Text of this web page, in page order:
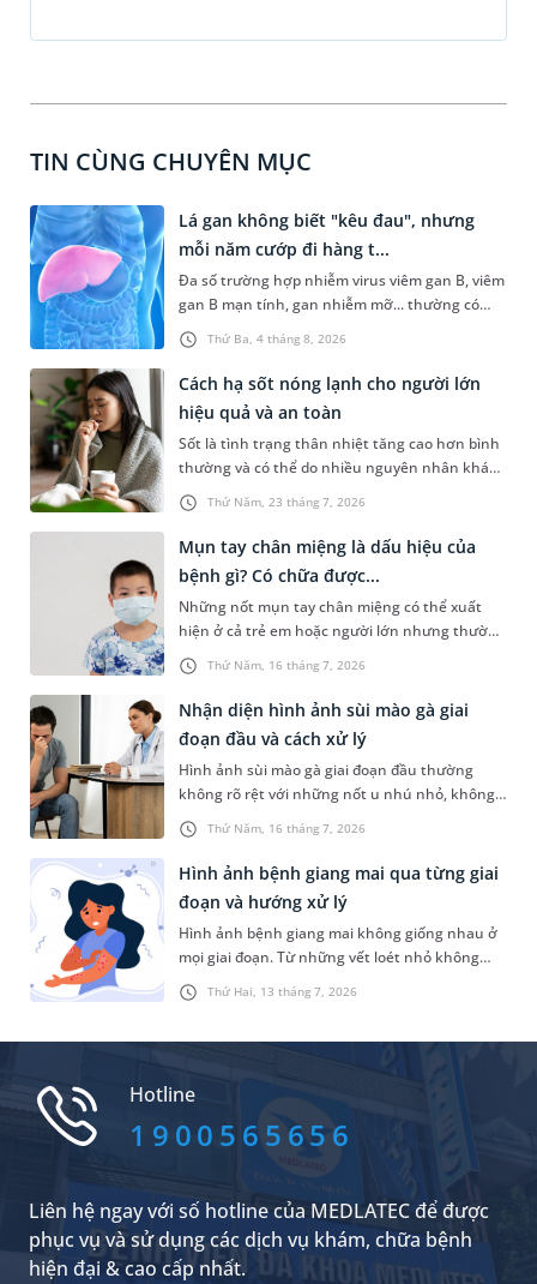
TIN CÙNG CHUYÊN MỤC
Thứ Ba, 4 tháng 8, 2026
Lá gan không biết "kêu đau", nhưng
mỗi năm cướp đi hàng t...
Đa số trường hợp nhiễm virus viêm gan B, viêm
gan B mạn tính, gan nhiễm mỡ... thường có
dấu hiệu mờ nhạt, hoặc không có dấu hiệu.
Đây có thể là con đường dẫn đến xơ gan, ung
thư gan nếu không được phát hiện và điều trị
kịp thời. Hưởng ứng Ngày Viêm gan Thế giới
(28/7) với thông điệp "Bảo vệ lá gan khỏe
mạnh", Hệ thống Y tế MEDLATEC triển khai
chương trình ưu đãi đặc biệt, diễn ra từ nay
đến ngày 15/8/2026 tại hệ thống khám chữa
Thứ Năm, 23 tháng 7, 2026
Cách hạ sốt nóng lạnh cho người lớn
hiệu quả và an toàn
Sốt là tình trạng thân nhiệt tăng cao hơn bình
thường và có thể do nhiều nguyên nhân khác
nhau gây ra. Ở nhiều trường hợp người bị sốt
có thể gặp phải những vấn đề nghiêm trọng
nếu không được chăm sóc và xử trí đúng cách.
Dưới đây là những gợi ý về cách hạ sốt nóng
lạnh cho người lớn an toàn và hiệu quả.
Thứ Năm, 16 tháng 7, 2026
Mụn tay chân miệng là dấu hiệu của
bệnh gì? Có chữa được...
Những nốt mụn tay chân miệng có thể xuất
hiện ở cả trẻ em hoặc người lớn nhưng thường
gặp nhất là trẻ dưới 5 tuổi. Tình trạng này
khiến nhiều người lo lắng không biết đó là
bệnh lý nào và có nguy hiểm hay không. Bài
viết sau đây sẽ chia sẻ thông tin chi tiết hơn về
tình trạng này để bạn đọc tham khảo.
Thứ Năm, 16 tháng 7, 2026
Nhận diện hình ảnh sùi mào gà giai
đoạn đầu và cách xử lý
Hình ảnh sùi mào gà giai đoạn đầu thường
không rõ rệt với những nốt u nhú nhỏ, không
gây đau hay ngứa nên rất dễ bị người bệnh bỏ
qua. Nhưng thực tế, việc nắm được các dấu
hiệu đặc trưng của bệnh ngay từ giai đoạn đầu
sẽ giúp người bệnh chủ động thăm khám, điều
trị kịp thời để tránh biến chứng và hạn chế
nguy cơ lây nhiễm cho người khác.
Thứ Hai, 13 tháng 7, 2026
Hình ảnh bệnh giang mai qua từng giai
đoạn và hướng xử lý
Hình ảnh bệnh giang mai không giống nhau ở
mọi giai đoạn. Từ những vết loét nhỏ không
đau ban đầu đến các tổn thương lan tỏa trên
da và niêm mạc, mỗi giai đoạn của bệnh đều có
Hotline
1900565656
Liên hệ ngay với số hotline của MEDLATEC để được
phục vụ và sử dụng các dịch vụ khám, chữa bệnh
hiện đại & cao cấp nhất.